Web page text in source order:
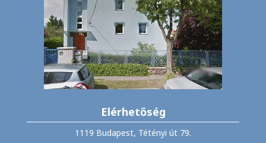
Elérhetőség
1119 Budapest, Tétényi út 79.